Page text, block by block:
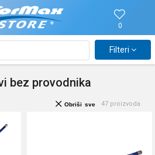
0
bez provodnika
Filteri
47 proizvoda
Obriši sve